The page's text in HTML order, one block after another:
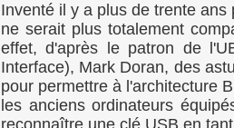
Inventé il y a plus de trente
ne serait plus totalement
effet, d'après le patron de
Interface), Mark Doran, des
pour permettre à l'architecture
les anciens ordinateurs
reconnaître une clé USB en